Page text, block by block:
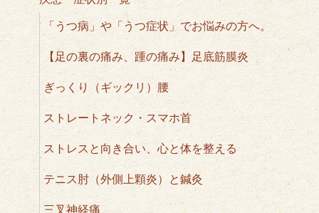
「うつ病」や「うつ症状」でお悩みの方へ。
【足の裏の痛み、踵の痛み】足底筋膜炎
ぎっくり（ギックリ）腰
ストレートネック・スマホ首
ストレスと向き合い、心と体を整える
テニス肘（外側上顆炎）と鍼灸
三叉神経痛